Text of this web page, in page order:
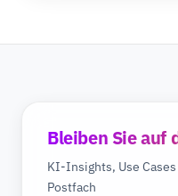
Bleiben Sie auf
KI-Insights, Use
Postfach